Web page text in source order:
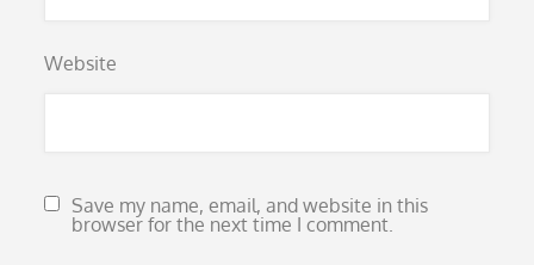
Website
Save my name, email, and website in this
browser for the next time I comment.